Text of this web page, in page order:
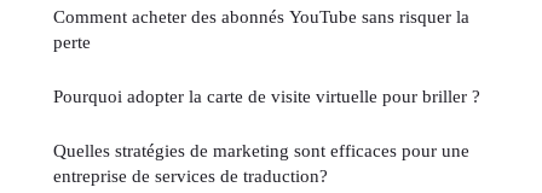
Comment acheter des abonnés YouTube sans risquer la
perte
Pourquoi adopter la carte de visite virtuelle pour briller ?
Quelles stratégies de marketing sont efficaces pour une
entreprise de services de traduction?